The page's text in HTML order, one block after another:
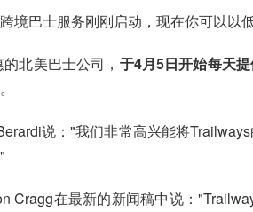
境巴士服务刚刚启动，现在你可以以
北美巴士公司， 于4月5日开始每天
说："我们非常高兴能将
Cragg在最新的新闻稿中说：